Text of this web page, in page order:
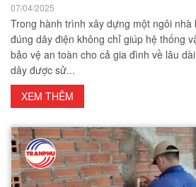
07/04/2025
Trong hành trình xây dựng một ngôi nhà
đúng dây điện không chỉ giúp hệ thống
bảo vệ an toàn cho cả gia đình về lâu
dây được sử...
XEM THÊM